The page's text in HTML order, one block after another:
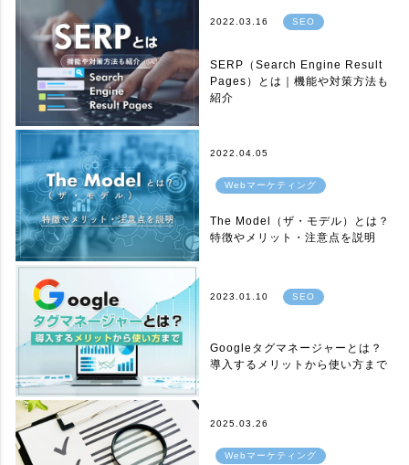
2022.03.16 SEO
SERP（Search Engine Result
Pages）とは｜機能や対策方法も
紹介
2022.04.05
Webマーケティング
The Model（ザ・モデル）とは？
特徴やメリット・注意点を説明
2023.01.10 SEO
Googleタグマネージャーとは？
導入するメリットから使い方まで
2025.03.26
Webマーケティング